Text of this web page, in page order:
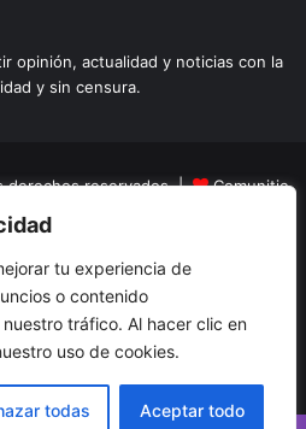
tu experiencia de
o contenido
tráfico. Al hacer clic en
uso de cookies.
todas Aceptar todo
opinión, actualidad y noticias con la
y sin censura.
derechos reservados |
Comunitic
Nit 901228106
Opinion Turismo
Caricaturas Reportajes
YouTubeInstagram